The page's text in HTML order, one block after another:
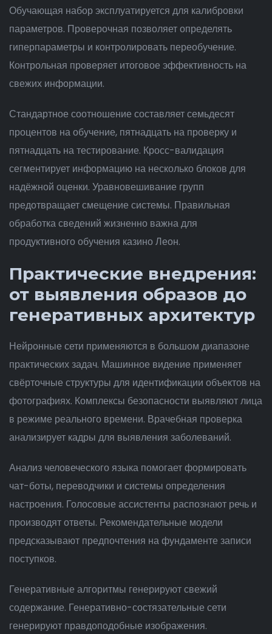
Обучающая набор эксплуатируется для калибровки
параметров. Проверочная позволяет определять
гиперпараметры и контролировать переобучение.
Контрольная проверяет итоговое эффективность на
свежих информации.
Стандартное соотношение составляет семьдесят
процентов на обучение, пятнадцать на проверку и
пятнадцать на тестирование. Кросс-валидация
сегментирует информацию на несколько блоков для
надёжной оценки. Уравновешивание групп
предотвращает смещение системы. Правильная
обработка сведений жизненно важна для
продуктивного обучения казино Леон.
Практические внедрения:
от выявления образов до
генеративных архитектур
Нейронные сети применяются в большом диапазоне
практических задач. Машинное видение применяет
свёрточные структуры для идентификации объектов на
фотографиях. Комплексы безопасности выявляют лица
в режиме реального времени. Врачебная проверка
анализирует кадры для выявления заболеваний.
Анализ человеческого языка помогает формировать
чат-боты, переводчики и системы определения
настроения. Голосовые ассистенты распознают речь и
производят ответы. Рекомендательные модели
предсказывают предпочтения на фундаменте записи
поступков.
Генеративные алгоритмы генерируют свежий
содержание. Генеративно-состязательные сети
генерируют правдоподобные изображения.